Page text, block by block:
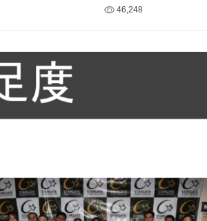
46,248